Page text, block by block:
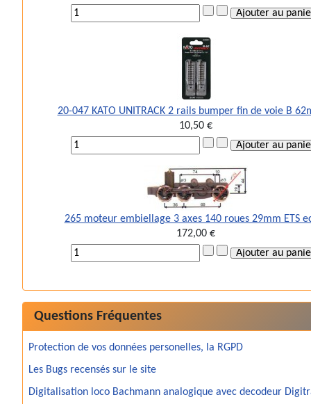
20-047 KATO UNITRACK 2 rails bumper fin de voie B
10,50 €
265 moteur embiellage 3 axes 140 roues 29mm ETS
172,00 €
Questions Fréquentes
Protection de vos données personelles, la RGPD
Les Bugs recensés sur le site
Digitalisation loco Bachmann analogique avec decodeur